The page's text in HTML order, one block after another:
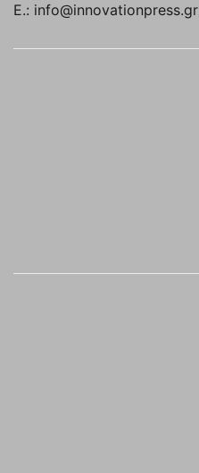
E.: info@innovationpress.gr